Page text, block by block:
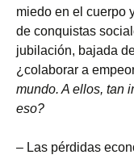
miedo en el cuerpo
de conquistas
jubilación, bajada
¿colaborar a
mundo. A ellos, tan
eso?
– Las pérdidas